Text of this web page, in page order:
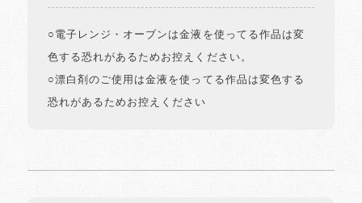
○電子レンジ・オーブンは金液を使ってる作品は変
色する恐れがあるためお控えください。
○漂白剤のご使用は金液を使ってる作品は変色する
恐れがあるためお控えください